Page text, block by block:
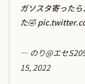
ガソスタ寄った
た🤣
— のり@エセ
15, 2022